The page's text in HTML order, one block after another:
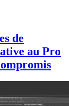
de
au Pro